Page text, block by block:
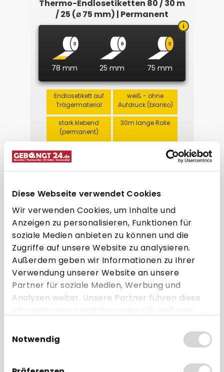
Diese Webseite verwendet Cookies
Wir verwenden Cookies, um Inhalte und
Anzeigen zu personalisieren, Funktionen für
soziale Medien anbieten zu können und die
Zugriffe auf unsere Website zu analysieren.
Außerdem geben wir Informationen zu Ihrer
Verwendung unserer Website an unsere
Partner für soziale Medien, Werbung und
Analysen weiter. Unsere Partner führen diese
haben oder die sie im Rahmen Ihrer Nutzung
der Dienste gesammelt haben.
Notwendig
Thermo-Endlosetiketten 80 / 30 m
/ 25 (⌀ 75 mm) | Permanent
78 mm 25 mm 75 mm
Endlosetikett auf
Trägermaterial
weiß - ohne
Aufdruck (blanko)
stark klebend
(permanent)
30m lange Rolle
ab 2,19 € * pro Rolle
Selbstklebend
Thermo-Top Etiketten 50,8x25,4